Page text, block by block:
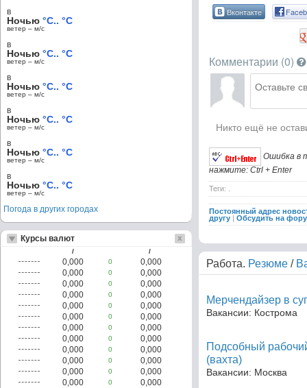
Вконтакте
Комментарии (0)
Никто ещё не
Ошибка в
нажмите: Ctrl + Enter
Теги: .
Постоянный адрес
другу | Обсудить на
Работа. Резюме /
Мерчендайзер в
Вакансии: Кострома
Подсобный
(вахта)
Вакансии: Москва
в
Ночью °C.. °C
ветер – м/c
в
Ночью °C.. °C
ветер – м/c
в
Ночью °C.. °C
ветер – м/c
в
Ночью °C.. °C
ветер – м/c
в
Ночью °C.. °C
ветер – м/c
в
Ночью °C.. °C
ветер – м/c
Погода в других городах
Курсы валют
/ /
0,000 0
0,000
0,000
0
0,000
0,000
0
0,000
0,000
0
0,000
0,000
0
0,000
0,000
0
0,000
0,000
0
0,000
0,000
0
0,000
0,000
0
0,000
0,000
0
0,000
0,000
0
0,000
0,000
0
0,000